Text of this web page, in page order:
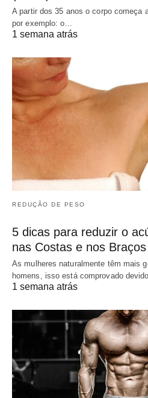
A partir dos 35 anos o corpo começa
por exemplo: o…
1 semana atrás
REDUÇÃO DE PESO
5 dicas para reduzir o
nas Costas e nos Braços
As mulheres naturalmente têm mais
homens, isso está comprovado
1 semana atrás